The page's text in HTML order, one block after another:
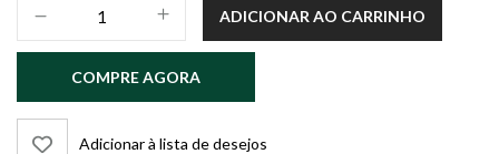
MANUTENÇÃO
INSPEÇÃO
quantidade
ADICIONAR AO CARRINHO
COMPRE AGORA
Adicionar à lista de desejos